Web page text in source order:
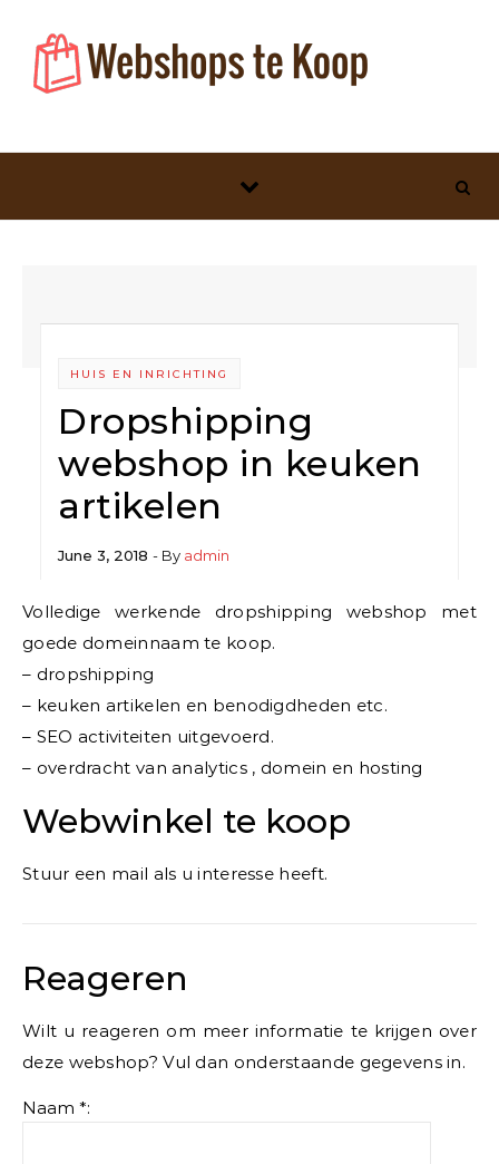
HUIS EN INRICHTING
Dropshipping
webshop in keuken
artikelen
June 3, 2018 - By admin
Volledige werkende dropshipping webshop met
goede domeinnaam te koop.
– dropshipping
– keuken artikelen en benodigdheden etc.
– SEO activiteiten uitgevoerd.
– overdracht van analytics , domein en hosting
Webwinkel te koop
Stuur een mail als u interesse heeft.
Reageren
Wilt u reageren om meer informatie te krijgen over
deze webshop? Vul dan onderstaande gegevens in.
Naam *: